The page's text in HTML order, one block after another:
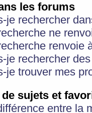
les forums
je rechercher
ne
renvoie
je rechercher
je trouver mes
sujets et
entre la